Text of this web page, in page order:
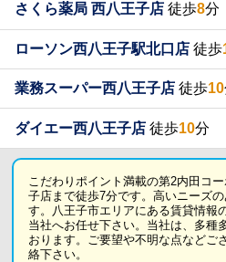
さくら薬局 西八王子店 徒歩8分
ローソン西八王子駅北口店 徒歩
業務スーパー西八王子店 徒歩10
ダイエー西八王子店 徒歩10分
こだわりポイント満載の第2内田コ
子店まで徒歩7分です。高いニーズ
す。八王子市エリアにある賃貸情報
当社へお任せ下さい。当社は、多種
おります。ご要望や不明な点などご
絡下さい。